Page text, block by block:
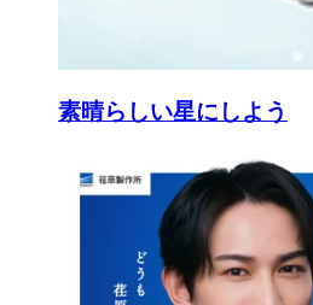
素晴らしい星にしよう